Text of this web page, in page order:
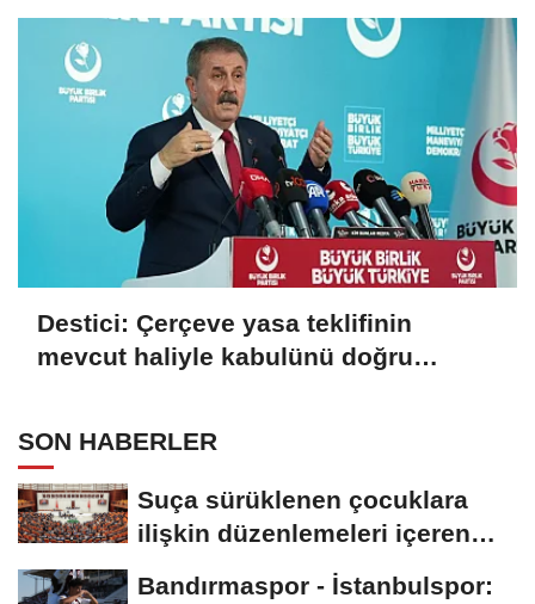
Destici: Çerçeve yasa teklifinin
mevcut haliyle kabulünü doğru
SON HABERLER
Suça sürüklenen çocuklara
ilişkin düzenlemeleri içeren
Bandırmaspor - İstanbulspor: